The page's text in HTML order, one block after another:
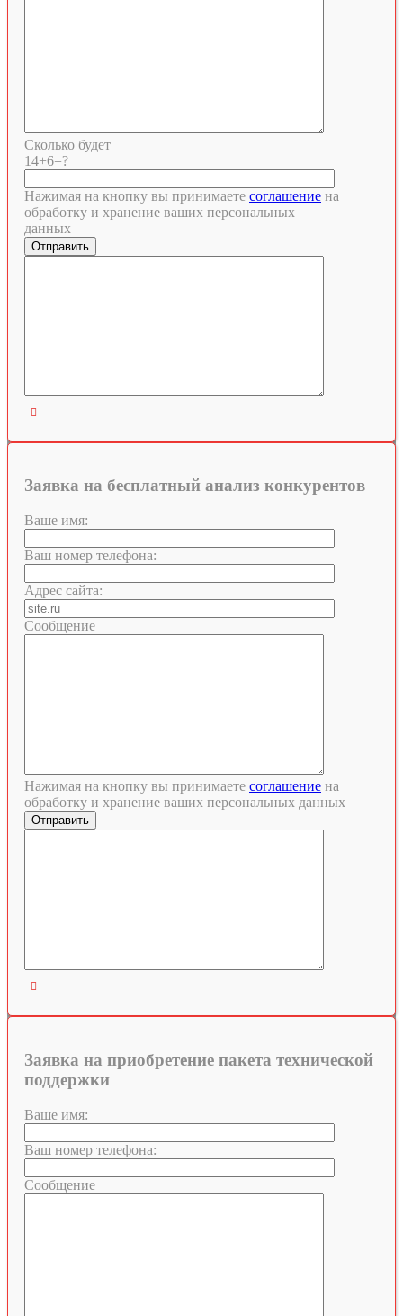
Сколько будет
14+6=?
Нажимая на кнопку вы принимаете соглашение на
обработку и хранение ваших персональных
данных

Заявка на бесплатный анализ конкурентов
Ваше имя:
Ваш номер телефона:
Адрес сайта:
Сообщение
Нажимая на кнопку вы принимаете соглашение на
обработку и хранение ваших персональных данных

Заявка на приобретение пакета технической
поддержки
Ваше имя:
Ваш номер телефона:
Сообщение